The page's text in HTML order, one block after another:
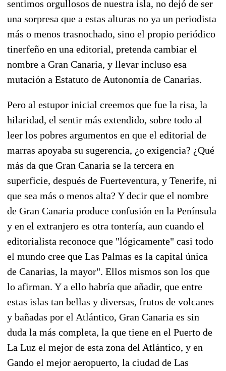
sentimos orgullosos de nuestra isla, no dejó de ser
una sorpresa que a estas alturas no ya un periodista
más o menos trasnochado, sino el propio periódico
tinerfeño en una editorial, pretenda cambiar el
nombre a Gran Canaria, y llevar incluso esa
mutación a Estatuto de Autonomía de Canarias.
Pero al estupor inicial creemos que fue la risa, la
hilaridad, el sentir más extendido, sobre todo al
leer los pobres argumentos en que el editorial de
marras apoyaba su sugerencia, ¿o exigencia? ¿Qué
más da que Gran Canaria se la tercera en
superficie, después de Fuerteventura, y Tenerife, ni
que sea más o menos alta? Y decir que el nombre
de Gran Canaria produce confusión en la Península
y en el extranjero es otra tontería, aun cuando el
editorialista reconoce que "lógicamente" casi todo
el mundo cree que Las Palmas es la capital única
de Canarias, la mayor". Ellos mismos son los que
lo afirman. Y a ello habría que añadir, que entre
estas islas tan bellas y diversas, frutos de volcanes
y bañadas por el Atlántico, Gran Canaria es sin
duda la más completa, la que tiene en el Puerto de
La Luz el mejor de esta zona del Atlántico, y en
Gando el mejor aeropuerto, la ciudad de Las